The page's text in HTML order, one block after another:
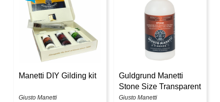
Manetti DIY Gilding kit
Giusto Manetti
Guldgrund Manetti
Stone Size Transparent
Giusto Manetti